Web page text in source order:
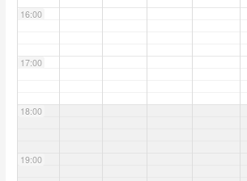
16:00
17:00
18:00
19:00